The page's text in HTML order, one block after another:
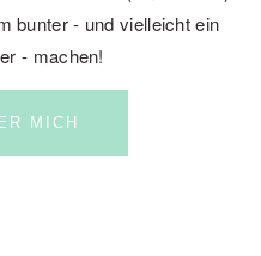
bunter - und vielleicht ein
- machen!
MICH